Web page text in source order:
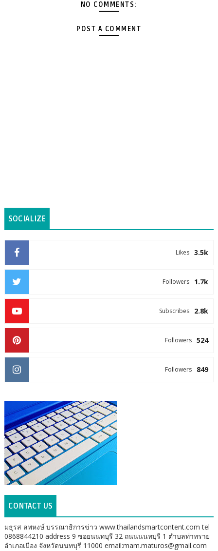
NO COMMENTS:
POST A COMMENT
SOCIALIZE
3.5k
Likes
1.7k
Followers
2.8k
Subscribes
524
Followers
849
Followers
CONTACT US
มธุรส ลพหงษ์ บรรณาธิการข่าว www.thailandsmartcontent.com tel
0868844210 address 9 ซอยนนทบุรี 32 ถนนนนทบุรี 1 ตำบลท่าทราย
อำเภอเมือง จังหวัดนนทบุรี 11000 email:mam.maturos@gmail.com